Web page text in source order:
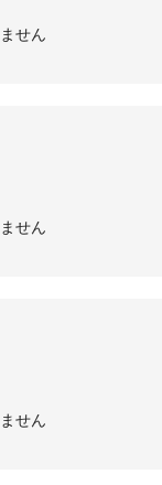
せん
せん
せん